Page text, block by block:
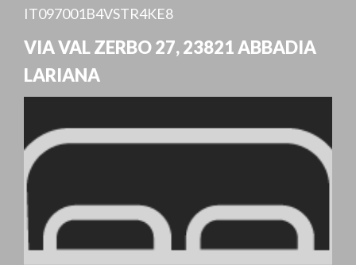
IT097001B4VSTR4KE8
VIA VAL ZERBO 27,23821ABBADIA
LARIANA